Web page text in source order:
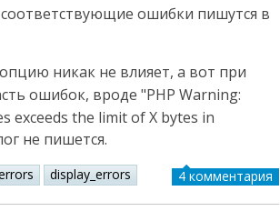
ошибки пишутся в
никак не влияет, а вот при
ошибок, вроде "PHP Warning:
exceeds the limit of X bytes in
не пишется.
display_errors 4 комментария